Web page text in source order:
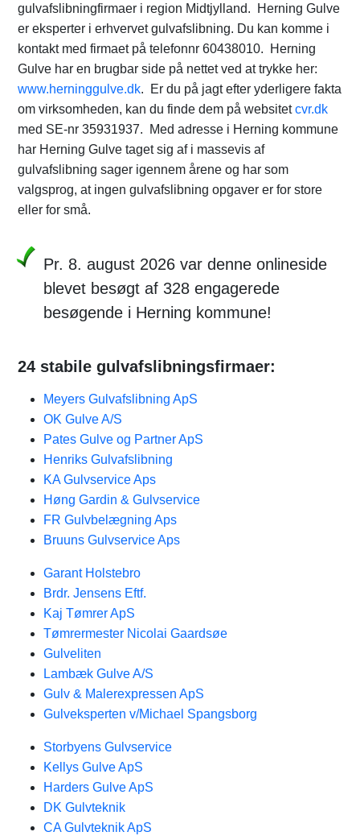
gulvafslibningfirmaer i region Midtjylland. Herning Gulve
er eksperter i erhvervet gulvafslibning. Du kan komme i
kontakt med firmaet på telefonnr 60438010. Herning
Gulve har en brugbar side på nettet ved at trykke her:
www.herninggulve.dk. Er du på jagt efter yderligere fakta
om virksomheden, kan du finde dem på websitetcvr.dk
med SE-nr 35931937. Med adresse i Herning kommune
har Herning Gulve taget sig af i massevis af
gulvafslibning sager igennem årene og har som
valgsprog, at ingen gulvafslibning opgaver er for store
eller for små.
Pr. 8. august 2026 var denne onlineside
blevet besøgt af 328 engagerede
besøgende i Herning kommune!
24 stabile gulvafslibningsfirmaer:
Meyers Gulvafslibning ApS
OK Gulve A/S
Pates Gulve og Partner ApS
Henriks Gulvafslibning
KA Gulvservice Aps
Høng Gardin & Gulvservice
FR Gulvbelægning Aps
Bruuns Gulvservice Aps
Garant Holstebro
Brdr. Jensens Eftf.
Kaj Tømrer ApS
Tømrermester Nicolai Gaardsøe
Gulveliten
Lambæk Gulve A/S
Gulv & Malerexpressen ApS
Gulveksperten v/Michael Spangsborg
Storbyens Gulvservice
Kellys Gulve ApS
Harders Gulve ApS
DK Gulvteknik
CA Gulvteknik ApS